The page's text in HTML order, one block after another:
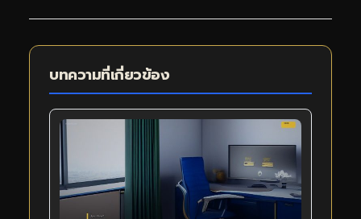
บทความที่เกี่ยวข้อง